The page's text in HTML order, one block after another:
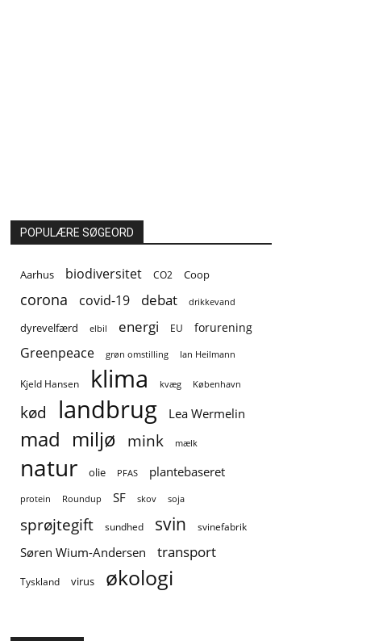
POPULÆRE SØGEORD
Aarhus biodiversitet CO2 Coop
corona covid-19 debat drikkevand
dyrevelfærd elbil energi EU forurening
Greenpeace grøn omstilling Ian Heilmann
Kjeld Hansen klima kvæg København
kød landbrug Lea Wermelin
mad miljø mink mælk
natur olie PFAS plantebaseret
protein Roundup SF skov soja
sprøjtegift sundhed svin svinefabrik
Søren Wium-Andersen transport
Tyskland virus økologi